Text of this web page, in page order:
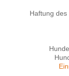
Haftung